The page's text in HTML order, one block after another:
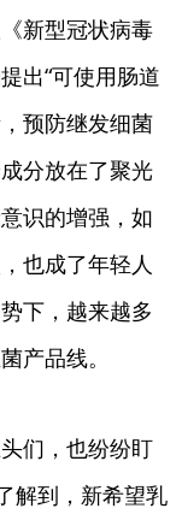
新型冠状病毒
出“可使用肠道
预防继发细菌
分放在了聚光
识的增强，如
也成了年轻人
下，越来越多
产品线。
们，也纷纷盯
解到，新希望乳